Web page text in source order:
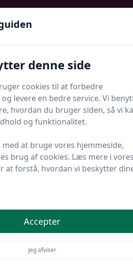
Soveværelsesguiden
høfeber din
denne side
cookies til at forbedre
levere en bedre service. Vi
hvordan du bruger siden, så vi
og funktionalitet.
at bruge vores hjemmeside,
brug af cookies. Læs mere i
at forstå, hvordan vi beskytter
Accepter
Jeg afviser